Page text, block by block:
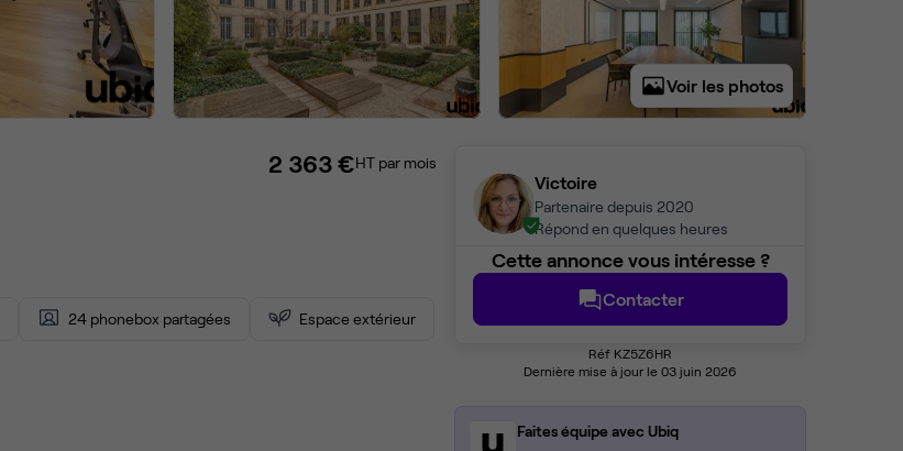
Voir les photos
Victoire
Partenaire depuis 2020
Répond en quelques heures
Cette annonce vous intéresse ?
Contacter
Réf KZ5Z6HR
Dernière mise à jour le 03 juin 2026
Faites équipe avec Ubiq
2 363 €HT par mois
24 phonebox partagées
Espace extérieur